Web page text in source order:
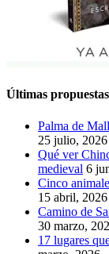
Últimas propuestas
Palma de
25 julio, 2026
Qué ver
medieval 6
Cinco
15 abril, 2026
Camino de
30 marzo,
17 lugares